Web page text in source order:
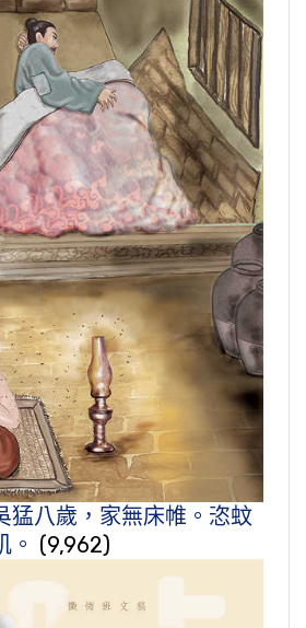
猛八歲，家無床帷。恣蚊
。 (9,962)